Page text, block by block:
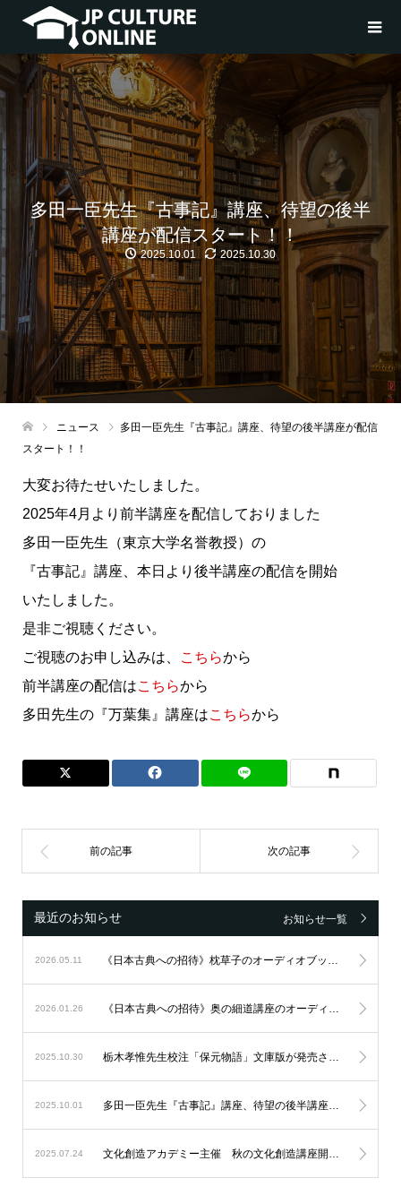
多田一臣先生『古事記』講座、待望の後半
講座が配信スタート！！
2025.10.01 2025.10.30
ニュース
多田一臣先生『古事記』講座、待望の後半講座が配信
スタート！！
大変お待たせいたしました。
2025年4月より前半講座を配信しておりました
多田一臣先生（東京大学名誉教授）の
『古事記』講座、本日より後半講座の配信を開始
いたしました。
是非ご視聴ください。
ご視聴のお申し込みは、
こちらから
前半講座の配信はこちらから
多田先生の『万葉集』講座はこちらから
最近のお知らせ お知らせ一覧
2026.05.11 《日本古典への招待》枕草子のオーディオブック配信がスタート！
2026.01.26 《日本古典への招待》奥の細道講座のオーディオブック配信がスタート！
2025.10.30 栃木孝惟先生校注「保元物語」文庫版が発売されました
2025.10.01 多田一臣先生『古事記』講座、待望の後半講座が配信スタート！！
2025.07.24 文化創造アカデミー主催 秋の文化創造講座開催のお知らせ